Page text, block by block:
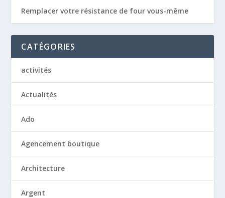
Remplacer votre résistance de four vous-même
CATÉGORIES
activités
Actualités
Ado
Agencement boutique
Architecture
Argent